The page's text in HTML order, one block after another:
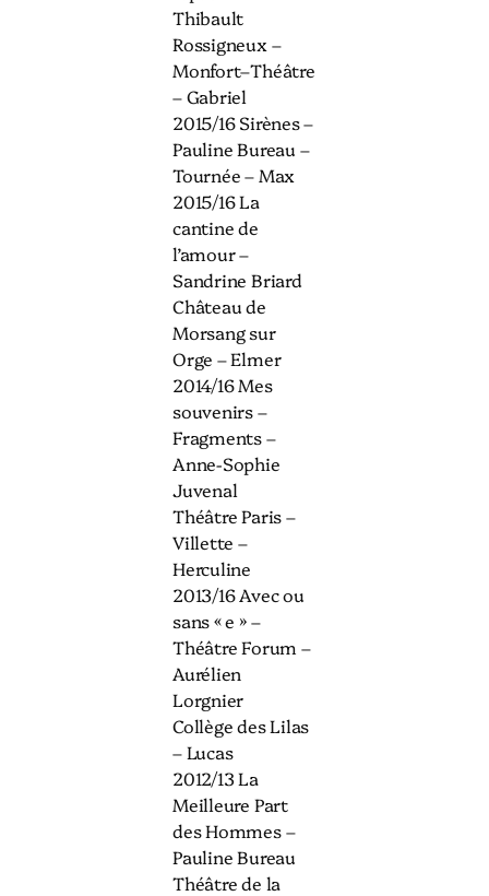
Thibault
Rossigneux –
Monfort–Théâtre
– Gabriel
2015/16 Sirènes –
Pauline Bureau –
Tournée – Max
2015/16 La
cantine de
l’amour –
Sandrine Briard
Château de
Morsang sur
Orge – Elmer
2014/16 Mes
souvenirs –
Fragments –
Anne-Sophie
Juvenal
Théâtre Paris –
Villette –
Herculine
2013/16 Avec ou
sans « e » –
Théâtre Forum –
Aurélien
Lorgnier
Collège des Lilas
– Lucas
2012/13 La
Meilleure Part
des Hommes –
Pauline Bureau
Théâtre de la